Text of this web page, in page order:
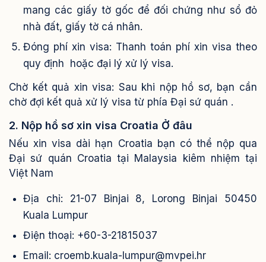
mang các giấy tờ gốc để đối chứng như sổ đỏ
nhà đất, giấy tờ cá nhân.
Đóng phí xin visa: Thanh toán phí xin visa theo
quy định hoặc đại lý xử lý visa.
Chờ kết quả xin visa: Sau khi nộp hồ sơ, bạn cần
chờ đợi kết quả xử lý visa từ phía Đại sứ quán .
2. Nộp hồ sơ xin visa Croatia Ở đâu
Nếu xin visa dài hạn Croatia bạn có thể nộp qua
Đại sứ quán Croatia tại Malaysia kiêm nhiệm tại
Việt Nam
Địa chỉ: 21-07 Binjai 8, Lorong Binjai 50450
Kuala Lumpur
Điện thoại: +60-3-21815037
Email: croemb.kuala-lumpur@mvpei.hr